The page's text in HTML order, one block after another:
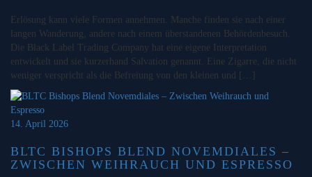
Erlösung kann viele Formen annehmen. Manche finden sie nach einer
langen Wanderung, andere nach einem überstandenen Behördenbesuch.
Die Black Label Trading Company hat eine eigene Interpretation
entwickelt und sie kurzerhand Salvation genannt. Eine Zigarre, die nicht
weniger verspricht als die Befreiung von den kleinen und […]
14. April 2026
BLTC BISHOPS BLEND NOVEMDIALES –
ZWISCHEN WEIHRAUCH UND ESPRESSO